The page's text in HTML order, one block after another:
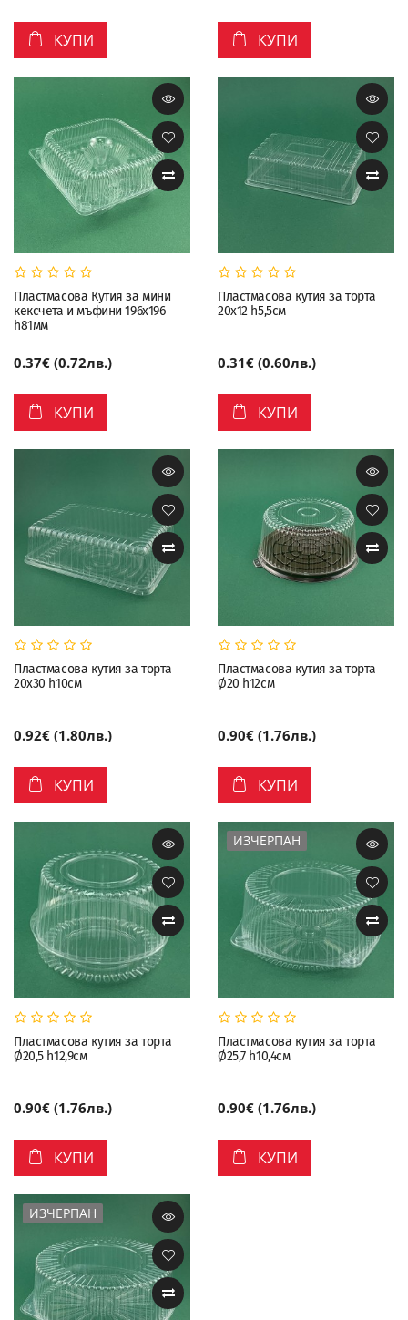
КУПИ КУПИ
Пластмасова Кутия за мини
кексчета и мъфини 196х196
h81мм
0.37€ (0.72лв.)
КУПИ
Пластмасова кутия за торта
20x12 h5,5см
0.31€ (0.60лв.)
КУПИ
Пластмасова кутия за торта
20x30 h10см
0.92€ (1.80лв.)
КУПИ
Пластмасова кутия за торта
Ø20 h12см
0.90€ (1.76лв.)
КУПИ
Пластмасова кутия за торта
Ø20,5 h12,9см
0.90€ (1.76лв.)
КУПИ
ИЗЧЕРПАН
Пластмасова кутия за торта
Ø25,7 h10,4см
0.90€ (1.76лв.)
КУПИ
ИЗЧЕРПАН